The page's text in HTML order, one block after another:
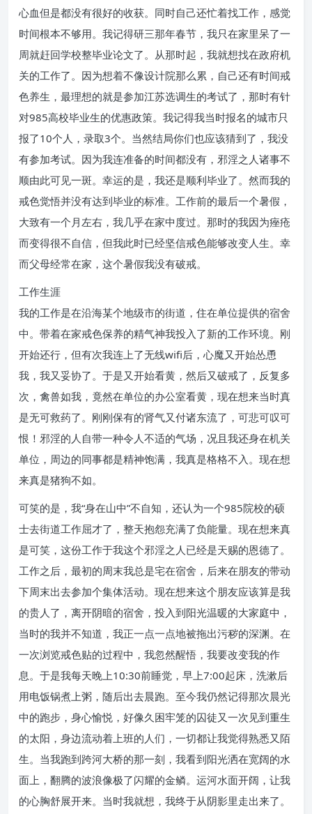
心血但是都没有很好的收获。同时自己还忙着找工作，感觉
时间根本不够用。我记得研三那年春节，我只在家里呆了一
周就赶回学校整毕业论文了。从那时起，我就想找在政府机
关的工作了。因为想着不像设计院那么累，自己还有时间戒
色养生，最理想的就是参加江苏选调生的考试了，那时有针
对985高校毕业生的优惠政策。我记得我当时报名的城市只
报了10个人，录取3个。当然结局你们也应该猜到了，我没
有参加考试。因为我连准备的时间都没有，邪淫之人诸事不
顺由此可见一斑。幸运的是，我还是顺利毕业了。然而我的
戒色觉悟并没有达到毕业的标准。工作前的最后一个暑假，
大致有一个月左右，我几乎在家中度过。那时的我因为痤疮
而变得很不自信，但我此时已经坚信戒色能够改变人生。幸
而父母经常在家，这个暑假我没有破戒。
工作生涯
我的工作是在沿海某个地级市的街道，住在单位提供的宿舍
中。带着在家戒色保养的精气神我投入了新的工作环境。刚
开始还行，但有次我连上了无线wifi后，心魔又开始怂恿
我，我又妥协了。于是又开始看黄，然后又破戒了，反复多
次，禽兽如我，竟然在单位的办公室看黄，现在想来当时真
是无可救药了。刚刚保有的肾气又付诸东流了，可悲可叹可
恨！邪淫的人自带一种令人不适的气场，况且我还身在机关
单位，周边的同事都是精神饱满，我真是格格不入。现在想
来真是猪狗不如。
可笑的是，我“身在山中”不自知，还认为一个985院校的硕
士去街道工作屈才了，整天抱怨充满了负能量。现在想来真
是可笑，这份工作于我这个邪淫之人已经是天赐的恩德了。
工作之后，最初的周末我总是宅在宿舍，后来在朋友的带动
下周末出去参加个集体活动。现在想来这个朋友应该算是我
的贵人了，离开阴暗的宿舍，投入到阳光温暖的大家庭中，
当时的我并不知道，我正一点一点地被拖出污秽的深渊。在
一次浏览戒色贴的过程中，我忽然醒悟，我要改变我的作
息。于是我每天晚上10:30前睡觉，早上7:00起床，洗漱后
用电饭锅煮上粥，随后出去晨跑。至今我仍然记得那次晨光
中的跑步，身心愉悦，好像久困牢笼的囚徒又一次见到重生
的太阳，身边流动着上班的人们，一切都让我觉得熟悉又陌
生。当我跑到跨河大桥的那一刻，我看到阳光洒在宽阔的水
面上，翻腾的波浪像极了闪耀的金鳞。运河水面开阔，让我
的心胸舒展开来。当时我就想，我终于从阴影里走出来了。